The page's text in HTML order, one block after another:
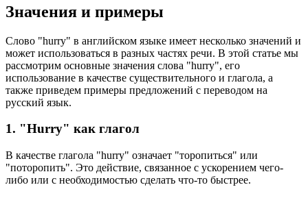
Значения и примеры
Слово "hurry" в английском языке имеет несколько значений и
может использоваться в разных частях речи. В этой статье мы
рассмотрим основные значения слова "hurry", его
использование в качестве существительного и глагола, а
также приведем примеры предложений с переводом на
русский язык.
1. "Hurry" как глагол
В качестве глагола "hurry" означает "торопиться" или
"поторопить". Это действие, связанное с ускорением чего-
либо или с необходимостью сделать что-то быстрее.